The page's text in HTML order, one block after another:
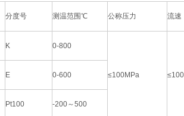
分度号 测温范围℃ 公称压力 流速
K 0-800
≤100MPa
E 0-600
Pt100 -200～500